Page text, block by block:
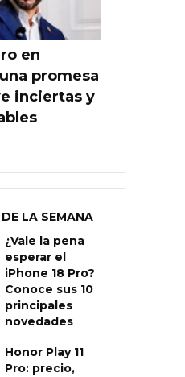
en
promesa
inciertas y
LA SEMANA
¿Vale la pena
esperar el
iPhone 18 Pro?
Conoce sus 10
principales
novedades
Honor Play 11
Pro: precio,